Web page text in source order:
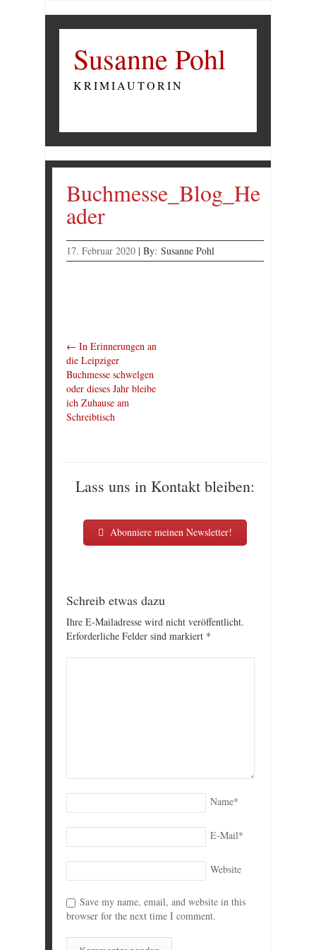
Susanne Pohl
KRIMIAUTORIN
Buchmesse_Blog_He
ader
17. Februar 2020 | By: Susanne Pohl
← In Erinnerungen an
die Leipziger
Buchmesse schwelgen
oder dieses Jahr bleibe
ich Zuhause am
Schreibtisch
Lass uns in Kontakt bleiben:
Abonniere meinen Newsletter!
Schreib etwas dazu
Ihre E-Mailadresse wird nicht veröffentlicht.
Erforderliche Felder sind markiert *
Name*
E-Mail*
Website
Save my name, email, and website in this
browser for the next time I comment.